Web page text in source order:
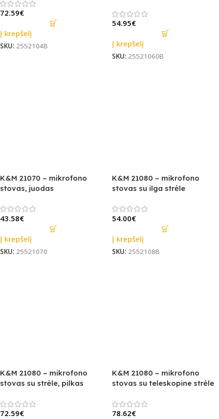
72.59€
Į krepšelį
SKU: 2552104B
54.95€
Į krepšelį
SKU: 25521060B
K&M 21070 – mikrofono
stovas, juodas
43.58€
Į krepšelį
SKU: 25521070
K&M 21080 – mikrofono
stovas su ilga strėle
54.00€
Į krepšelį
SKU: 2552108B
K&M 21080 – mikrofono
stovas su strėle, pilkas
72.59€
K&M 21080 – mikrofono
stovas su teleskopine strėle
78.62€